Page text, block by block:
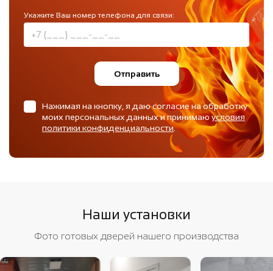
Укажите Ваш номер телефона для связи:
Отправить
Нажимая на кнопку, я даю согласие на обработку
моих персональных данных и принимаюусловия
политики конфиденциальности.
Наши установки
Фото готовых дверей нашего производства